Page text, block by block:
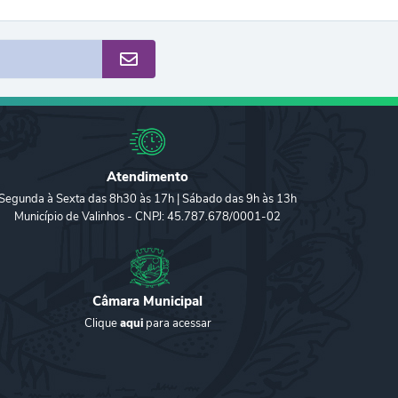
Atendimento
à Sexta das 8h30 às 17h | Sábado das 9h às 13h
Município de Valinhos - CNPJ: 45.787.678/0001-02
Câmara Municipal
Cliqueaquipara acessar